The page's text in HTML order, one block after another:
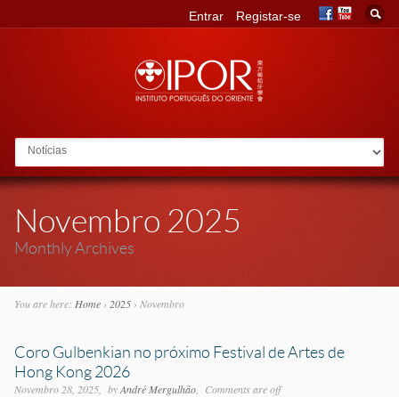
Go to:
Entrar Registar-se
Novembro 2025
Monthly Archives
You are here: Home› 2025› Novembro
Coro Gulbenkian no próximo Festival de Artes de
Hong Kong 2026
Novembro 28, 2025 byAndré Mergulhão Comments are off